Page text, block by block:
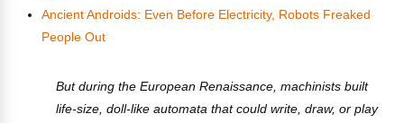
Ancient Androids: Even Before Electricity, Robots Freaked
People Out
But during the European Renaissance, machinists built
life-size, doll-like automata that could write, draw, or play